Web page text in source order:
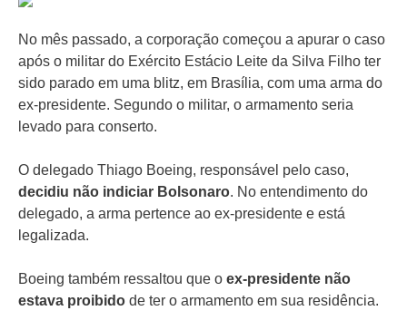
No mês passado, a corporação começou a apurar o caso
após o militar do Exército Estácio Leite da Silva Filho ter
sido parado em uma blitz, em Brasília, com uma arma do
ex-presidente. Segundo o militar, o armamento seria
levado para conserto.
O delegado Thiago Boeing, responsável pelo caso,
decidiu não indiciar Bolsonaro. No entendimento do
delegado, a arma pertence ao ex-presidente e está
legalizada.
Boeing também ressaltou que o ex-presidente não
estava proibido de ter o armamento em sua residência.